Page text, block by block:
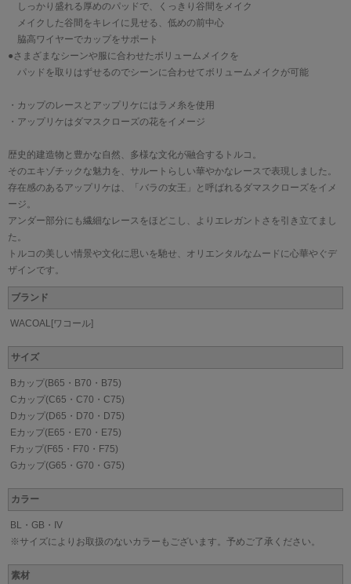
しっかり盛れる厚めのパッドで、くっきり谷間をメイク
メイクした谷間をキレイに見せる、低めの前中心
脇高ワイヤーでカップをサポート
●さまざまなシーンや服に合わせたボリュームメイクを
パッドを取りはずせるのでシーンに合わせてボリュームメイクが可能
・カップのレースとアップリケにはラメ糸を使用
・アップリケはダマスクローズの花をイメージ
歴史的建造物と豊かな自然、多様な文化が融合するトルコ。
そのエキゾチックな魅力を、サルートらしい華やかなレースで表現しました。
存在感のあるアップリケは、「バラの女王」と呼ばれるダマスクローズをイメ
ージ。
アンダー部分にも繊細なレースをほどこし、よりエレガントさを引き立てまし
た。
トルコの美しい情景や文化に思いを馳せ、オリエンタルなムードに心華やぐデ
ザインです。
ブランド
WACOAL[ワコール]
サイズ
Bカップ(B65・B70・B75)
Cカップ(C65・C70・C75)
Dカップ(D65・D70・D75)
Eカップ(E65・E70・E75)
Fカップ(F65・F70・F75)
Gカップ(G65・G70・G75)
カラー
BL・GB・IV
※サイズによりお取扱のないカラーもございます。予めご了承ください。
素材